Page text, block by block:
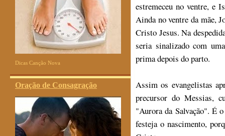
Dicas Canção Nova
Oração de Consagração
estremeceu no ventre, e
Ainda no ventre da mãe,
Cristo Jesus. Na
seria sinalizado com
prima depois do parto.
Assim os evangelistas
precursor do Messias,
"Aurora da Salvação". É
festeja o nascimento,